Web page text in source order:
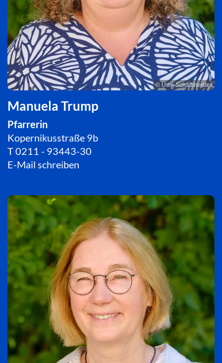
© Uwe Schaffmeister
Manuela Trump
Pfarrerin
Kopernikusstraße 9b
T0211 - 93443-30
E-Mail schreiben